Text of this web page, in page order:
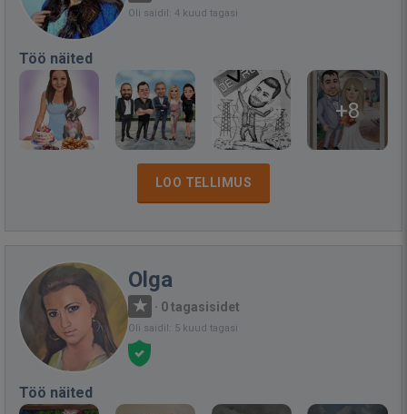
Oli saidil: 4 kuud tagasi
Töö näited
+8
LOO TELLIMUS
Olga
· 0 tagasisidet
Oli saidil: 5 kuud tagasi
Töö näited